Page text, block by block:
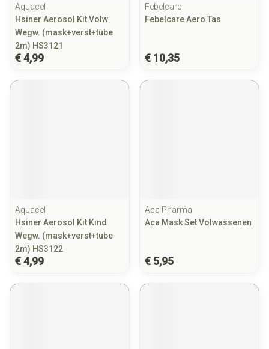
Aquacel
Hsiner Aerosol Kit Volw
Wegw. (mask+verst+tube
2m) HS3121
€ 4,99
Febelcare
Febelcare Aero Tas
€ 10,35
Aquacel
Hsiner Aerosol Kit Kind
Wegw. (mask+verst+tube
2m) HS3122
€ 4,99
Aca Pharma
Aca Mask Set Volwassenen
€ 5,95